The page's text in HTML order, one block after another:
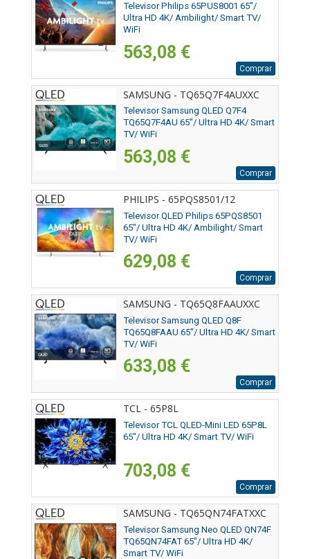
Televisor Philips 65PUS8001 65"/
Ultra HD 4K/ Ambilight/ Smart TV/
WiFi
563,08 €
Comprar
SAMSUNG - TQ65Q7F4AUXXC
Televisor Samsung QLED Q7F4
TQ65Q7F4AU 65"/ Ultra HD 4K/ Smart
TV/ WiFi
563,08 €
Comprar
PHILIPS - 65PQS8501/12
Televisor QLED Philips 65PQS8501
65"/ Ultra HD 4K/ Ambilight/ Smart
TV/ WiFi
629,08 €
Comprar
SAMSUNG - TQ65Q8FAAUXXC
Televisor Samsung QLED Q8F
TQ65Q8FAAU 65"/ Ultra HD 4K/ Smart
TV/ WiFi
633,08 €
Comprar
TCL - 65P8L
Televisor TCL QLED-Mini LED 65P8L
65"/ Ultra HD 4K/ Smart TV/ WiFi
703,08 €
Comprar
SAMSUNG - TQ65QN74FATXXC
Televisor Samsung Neo QLED QN74F
TQ65QN74FAT 65"/ Ultra HD 4K/
Smart TV/ WiFi